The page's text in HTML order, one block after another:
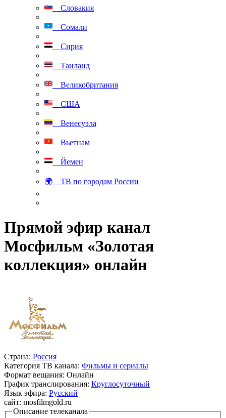
Словакия
Сомали
Сирия
Таиланд
Великобритания
США
Венесуэла
Вьетнам
Йемен
🌍 ТВ по городам России
Прямой эфир канал
Мосфильм «Золотая
коллекция» онлайн
Страна: Россия
Категория ТВ канала: Фильмы и сериалы
Формат вещания: Онлайн
График транслирования: Круглосуточный
Язык эфира: Русский
сайт: mosfilmgold.ru
Описание телеканала